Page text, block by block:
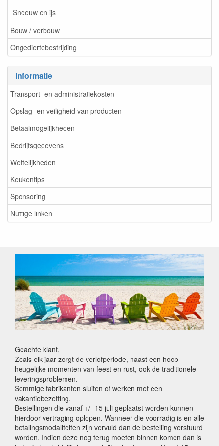
Sneeuw en ijs
Bouw / verbouw
Ongediertebestrijding
Informatie
Transport- en administratiekosten
Opslag- en veiligheid van producten
Betaalmogelijkheden
Bedrijfsgegevens
Wettelijkheden
Keukentips
Sponsoring
Nuttige linken
Geachte klant,
Zoals elk jaar zorgt de verlofperiode, naast een hoop
heugelijke momenten van feest en rust, ook de traditionele
leveringsproblemen.
Sommige fabrikanten sluiten of werken met een
vakantiebezetting.
Bestellingen die vanaf +/- 15 juli geplaatst worden kunnen
hierdoor vertraging oplopen. Wanneer die voorradig is en alle
betalingsmodaliteiten zijn vervuld dan de bestelling verstuurd
worden. Indien deze nog terug moeten binnen komen dan is